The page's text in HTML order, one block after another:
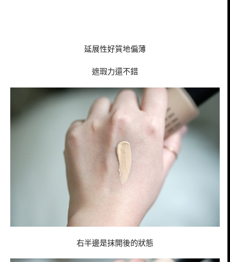
延展性好質地偏薄
遮瑕力還不錯
右半邊是抹開後的狀態